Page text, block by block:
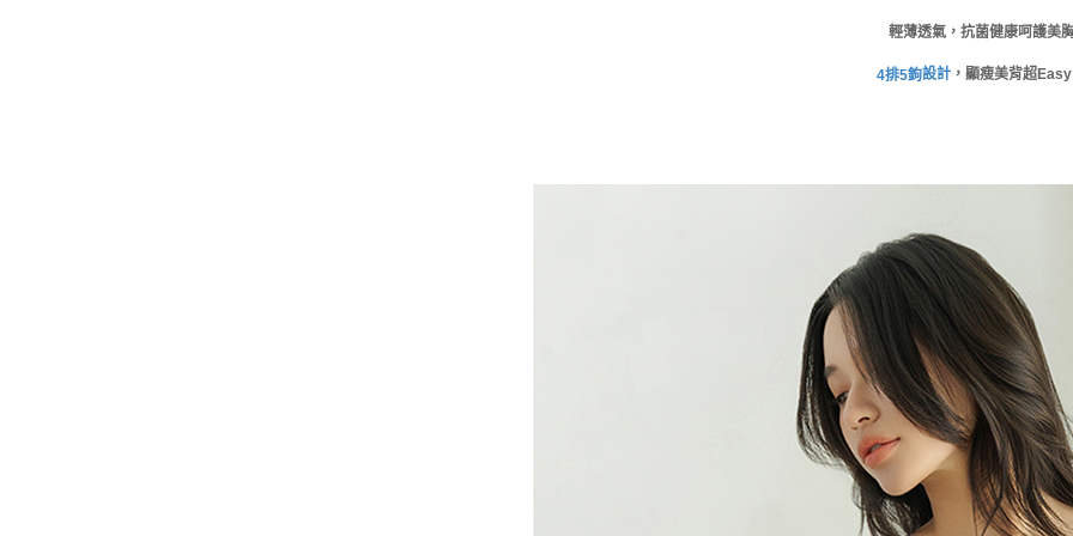
輕薄透氣，抗菌健康呵護美
4排5鉤設計 ，顯瘦美背超